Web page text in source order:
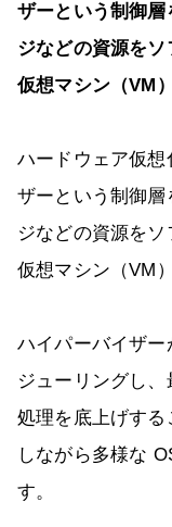
ザーという制御
ジなどの資源を
仮想マシン（VM
ハードウェア仮想
ザーという制御
ジなどの資源を
仮想マシン（VM
ハイパーバイザ
ジューリングし
処理を底上げす
しながら多様な
す。